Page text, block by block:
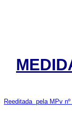
Reeditada pela MPv